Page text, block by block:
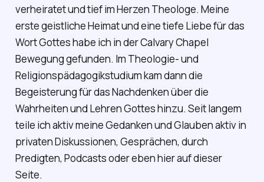
verheiratet und tief im Herzen Theologe. Meine
erste geistliche Heimat und eine tiefe Liebe für das
Wort Gottes habe ich in der Calvary Chapel
Bewegung gefunden. Im Theologie- und
Religionspädagogikstudium kam dann die
Begeisterung für das Nachdenken über die
Wahrheiten und Lehren Gottes hinzu. Seit langem
teile ich aktiv meine Gedanken und Glauben aktiv in
privaten Diskussionen, Gesprächen, durch
Predigten, Podcasts oder eben hier auf dieser
Seite.